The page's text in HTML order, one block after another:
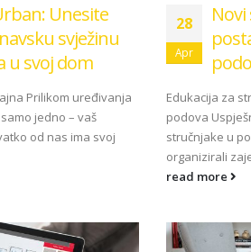
Unesite
svježinu
u svoj dom
Prilikom uređivanja
jedno – vaš
od nas ima svoj
28
Apr
Edukacija za
podova
stručnjake u
organizirali
read more